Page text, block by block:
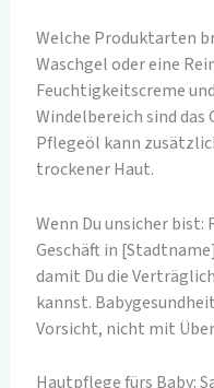
Welche Produktarten
Waschgel oder eine
Feuchtigkeitscreme
Windelbereich sind
Pflegeöl kann
trockener Haut.
Wenn Du unsicher bist:
Geschäft in
damit Du die
kannst.
Vorsicht, nicht mit
Hautpflege fürs Baby: